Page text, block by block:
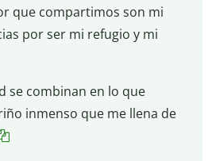
que compartimos son mi
por ser mi refugio y mi
se combinan en lo que
inmenso que me llena de